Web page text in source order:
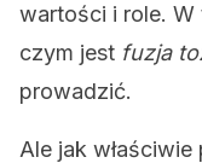
wartości i role. W
czym jest fuzja
prowadzić.
Ale jak